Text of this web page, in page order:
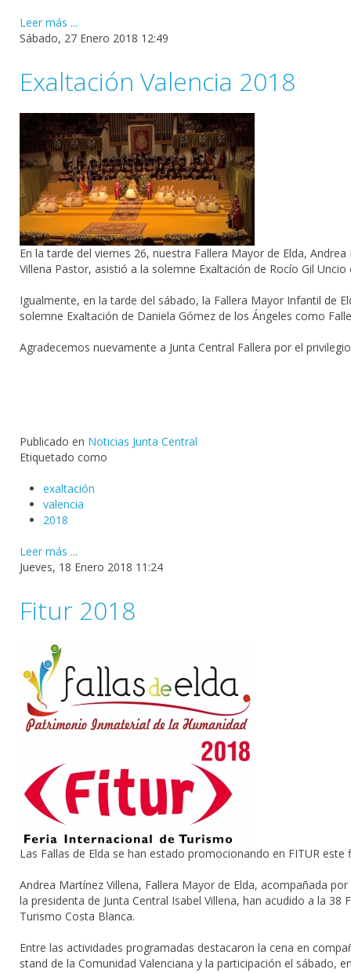
Leer más ...
Sábado, 27 Enero 2018 12:49
Exaltación Valencia 2018
En la tarde del viernes 26, nuestra Fallera Mayor de Elda,
Villena Pastor, asistió a la solemne Exaltación de Rocío Gil
Igualmente, en la tarde del sábado, la Fallera Mayor Infantil de
solemne Exaltación de Daniela Gómez de los Ángeles como
Agradecemos nuevamente a Junta Central Fallera por el
Publicado en Noticias Junta Central
Etiquetado como
exaltación
valencia
2018
Leer más ...
Jueves, 18 Enero 2018 11:24
Fitur 2018
Las Fallas de Elda se han estado promocionando en FITUR
Andrea Martínez Villena, Fallera Mayor de Elda, acompañada
la presidenta de Junta Central Isabel Villena, han acudido a la
Turismo Costa Blanca.
Entre las actividades programadas destacaron la cena en
stand de la Comunidad Valenciana y la participación el sábado,